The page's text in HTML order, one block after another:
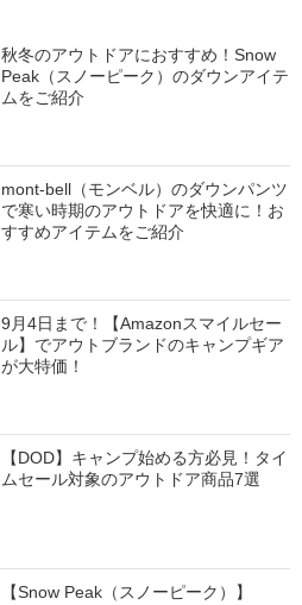
秋冬のアウトドアにおすすめ！Snow
Peak（スノーピーク）のダウンアイテ
ムをご紹介
mont-bell（モンベル）のダウンパンツ
で寒い時期のアウトドアを快適に！お
すすめアイテムをご紹介
9月4日まで！【Amazonスマイルセー
ル】でアウトブランドのキャンプギア
が大特価！
【DOD】キャンプ始める方必見！タイ
ムセール対象のアウトドア商品7選
【Snow Peak（スノーピーク）】